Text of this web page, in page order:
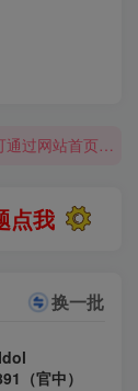
运行教程排查解决
点我
换一批
（官中）